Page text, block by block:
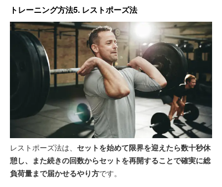
トレーニング方法5. レストポーズ法
レストポーズ法は、 セットを始めて限界を迎えたら数十秒休
憩し、また続きの回数からセットを再開することで確実に総
負荷量まで届かせるやり方です。